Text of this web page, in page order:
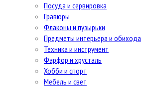
Посуда и сервировка
Гравюры
Флаконы и пузырьки
Предметы интерьера и обихода
Техника и инструмент
Фарфор и хрусталь
Хобби и спорт
Мебель и свет